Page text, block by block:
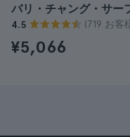
バリ・チャング・サー
4.5 (719 お客
¥5,066